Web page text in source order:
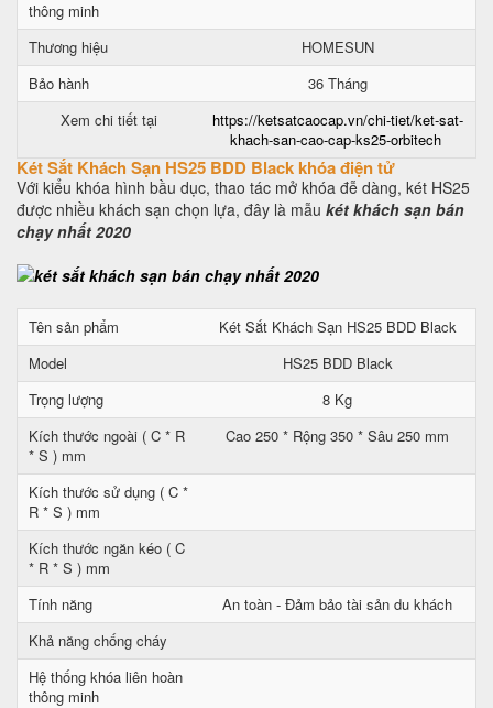
thông minh
Thương hiệu
HOMESUN
Bảo hành
36 Tháng
Xem chi tiết tại
https://ketsatcaocap.vn/chi-tiet/ket-sat-
khach-san-cao-cap-ks25-orbitech
Két Sắt Khách Sạn HS25 BDD Black khóa điện tử
Với kiểu khóa hình bầu dục, thao tác mở khóa đễ dàng, két HS25
được nhiều khách sạn chọn lựa, đây là mẫu két khách sạn bán
chạy nhất 2020
Tên sản phẩm
Két Sắt Khách Sạn HS25 BDD Black
Model
HS25 BDD Black
Trọng lượng
8 Kg
Kích thước ngoài ( C * R
* S ) mm
Cao 250 * Rộng 350 * Sâu 250 mm
Kích thước sử dụng ( C *
R * S ) mm
Kích thước ngăn kéo ( C
* R * S ) mm
Tính năng
An toàn - Đảm bảo tài sản du khách
Khả năng chống cháy
Hệ thống khóa liên hoàn
thông minh